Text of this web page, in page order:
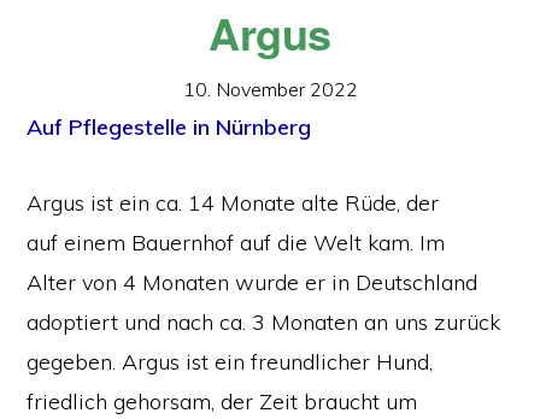
Argus
10. November 2022
Auf Pflegestelle in Nürnberg
Argus ist ein ca. 14 Monate alte Rüde, der
auf einem Bauernhof auf die Welt kam. Im
Alter von 4 Monaten wurde er in Deutschland
adoptiert und nach ca. 3 Monaten an uns zurück
gegeben. Argus ist ein freundlicher Hund,
friedlich gehorsam, der Zeit braucht um